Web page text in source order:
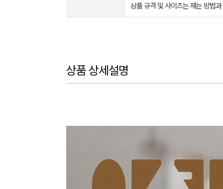
상품 규격 및 사이즈는 재는 방법
상품 상세설명